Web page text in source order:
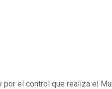
por el control que realiza el